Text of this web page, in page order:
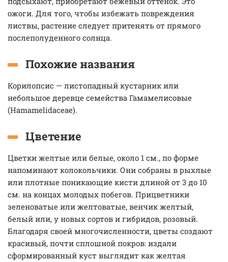
ожоги. Для того, чтобы избежать повреждения
листвы, растение следует притенять от прямого
послеполуденного солнца.
Похожие названия
Корилопсис — листопадный кустарник или
небольшое деревце семейства Гамамелисовые
(Hamamelidaceae).
Цветение
Цветки желтые или белые, около 1 см., по форме
напоминают колокольчики. Они собраны в рыхлые
или плотные поникающие кисти длиной от 3 до 10
см. на концах молодых побегов. Прицветники
зеленоватые или желтоватые, венчик желтый,
белый или, у новых сортов и гибридов, розовый.
Благодаря своей многочисленности, цветы создают
красивый, почти сплошной покров: издали
сформированный куст выглядит как желтая